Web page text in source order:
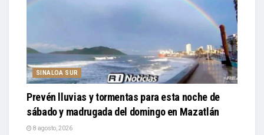
SINALOA SUR
Prevén lluvias y tormentas para esta noche de
sábado y madrugada del domingo en Mazatlán
8 agosto, 2026